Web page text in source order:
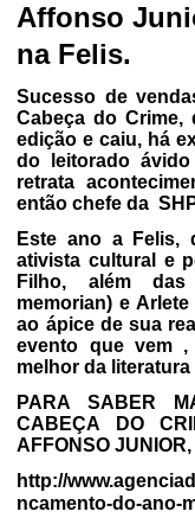
Affonso
na Felis.
Sucesso de
Cabeça do Crime,
edição e caiu, há
do leitorado
retrata
então chefe da
Este ano a Felis,
ativista cultural e
Filho, além das
memorian) e
ao ápice de sua
evento que vem
melhor da
PARA SABER
CABEÇA DO
AFFONSO
http://
ncamento-do-ano-